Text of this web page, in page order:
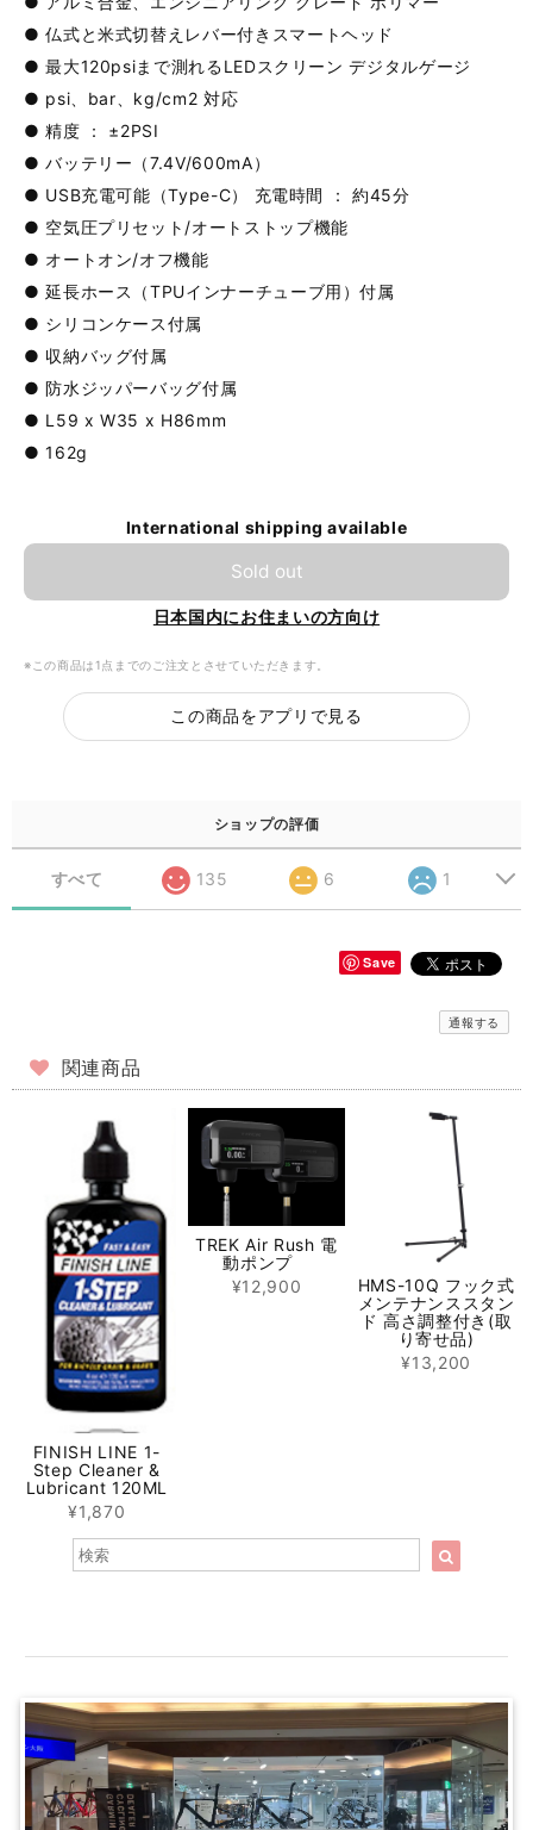
● 仏式と米式切替えレバー付きスマートヘッド
● 最大120psiまで測れるLEDスクリーン デジタルゲージ
● psi、bar、kg/cm2 対応
● 精度 ： ±2PSI
● バッテリー（7.4V/600mA）
● USB充電可能（Type-C） 充電時間 ： 約45分
● 空気圧プリセット/オートストップ機能
● オートオン/オフ機能
● 延長ホース（TPUインナーチューブ用）付属
● シリコンケース付属
● 収納バッグ付属
● 防水ジッパーバッグ付属
● L59 x W35 x H86mm
● 162g
International shipping available
Sold out
日本国内にお住まいの方向け
※この商品は1点までのご注文とさせていただきます。
この商品をアプリで見る
ショップの評価
すべて 135 6 1
Save
通報する
関連商品
FINISH LINE 1-
Step Cleaner &
Lubricant 120ML
¥1,870
TREK Air Rush 電
動ポンプ
¥12,900
HMS-10Q フック式
メンテナンススタン
ド 高さ調整付き(取
り寄せ品)
¥13,200